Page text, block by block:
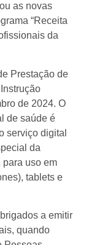
as novas
“Receita
da
Prestação de
de 2024. O
de saúde é
serviço digital
da
para uso em
tablets e
a emitir
quando